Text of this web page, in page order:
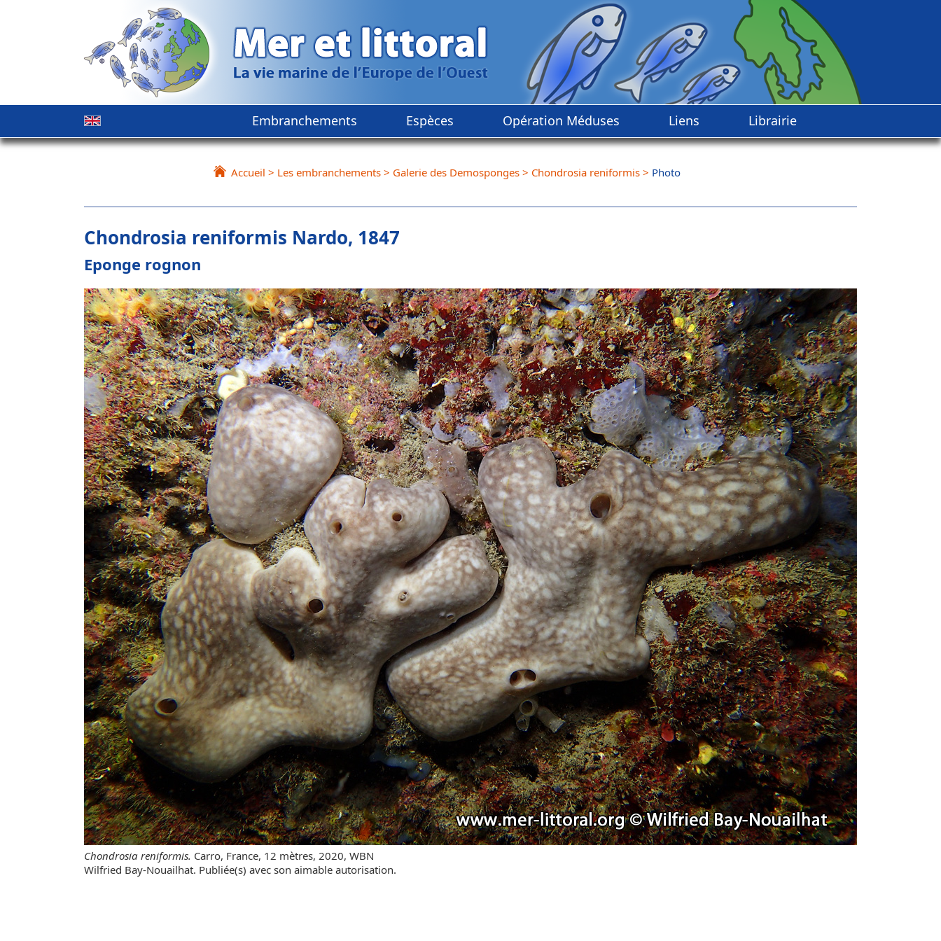
Embranchements Espèces Opération Méduses Liens Librairie
Accueil > Les embranchements > Galerie des Demosponges > Chondrosia reniformis > Photo
Chondrosia reniformis Nardo, 1847
Eponge rognon
Chondrosia reniformis. Carro, France, 12 mètres, 2020, WBN
Wilfried Bay-Nouailhat. Publiée(s) avec son aimable autorisation.